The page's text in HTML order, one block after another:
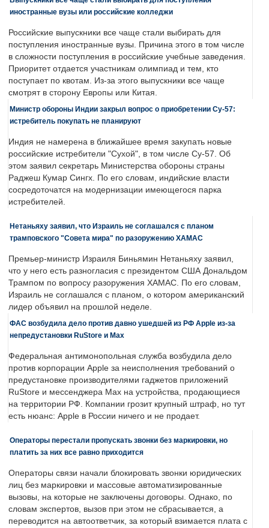
иностранные вузы или российские колледжи
Российские выпускники все чаще стали выбирать для
поступления иностранные вузы. Причина этого в том числе
в сложности поступления в российские учебные заведения.
Приоритет отдается участникам олимпиад и тем, кто
поступает по квотам. Из-за этого выпускники все чаще
смотрят в сторону Европы или Китая.
Министр обороны Индии закрыл вопрос о приобретении Су-57:
истребитель покупать не планируют
Индия не намерена в ближайшее время закупать новые
российские истребители "Сухой", в том числе Су-57. Об
этом заявил секретарь Министерства обороны страны
Раджеш Кумар Сингх. По его словам, индийские власти
сосредоточатся на модернизации имеющегося парка
истребителей.
Нетаньяху заявил, что Израиль не соглашался с планом
трамповского "Совета мира" по разоружению ХАМАС
Премьер-министр Израиля Биньямин Нетаньяху заявил,
что у него есть разногласия с президентом США Дональдом
Трампом по вопросу разоружения ХАМАС. По его словам,
Израиль не соглашался с планом, о котором американский
лидер объявил на прошлой неделе.
ФАС возбудила дело против давно ушедшей из РФ Apple из-за
непредустановки RuStore и Max
Федеральная антимонопольная служба возбудила дело
против корпорации Apple за неисполнения требований о
предустановке производителями гаджетов приложений
RuStore и мессенджера Max на устройства, продающиеся
на территории РФ. Компании грозит крупный штраф, но тут
есть нюанс: Apple в России ничего и не продает.
Операторы перестали пропускать звонки без маркировки, но
платить за них все равно приходится
Операторы связи начали блокировать звонки юридических
лиц без маркировки и массовые автоматизированные
вызовы, на которые не заключены договоры. Однако, по
словам экспертов, вызов при этом не сбрасывается, а
переводится на автоответчик, за который взимается плата с